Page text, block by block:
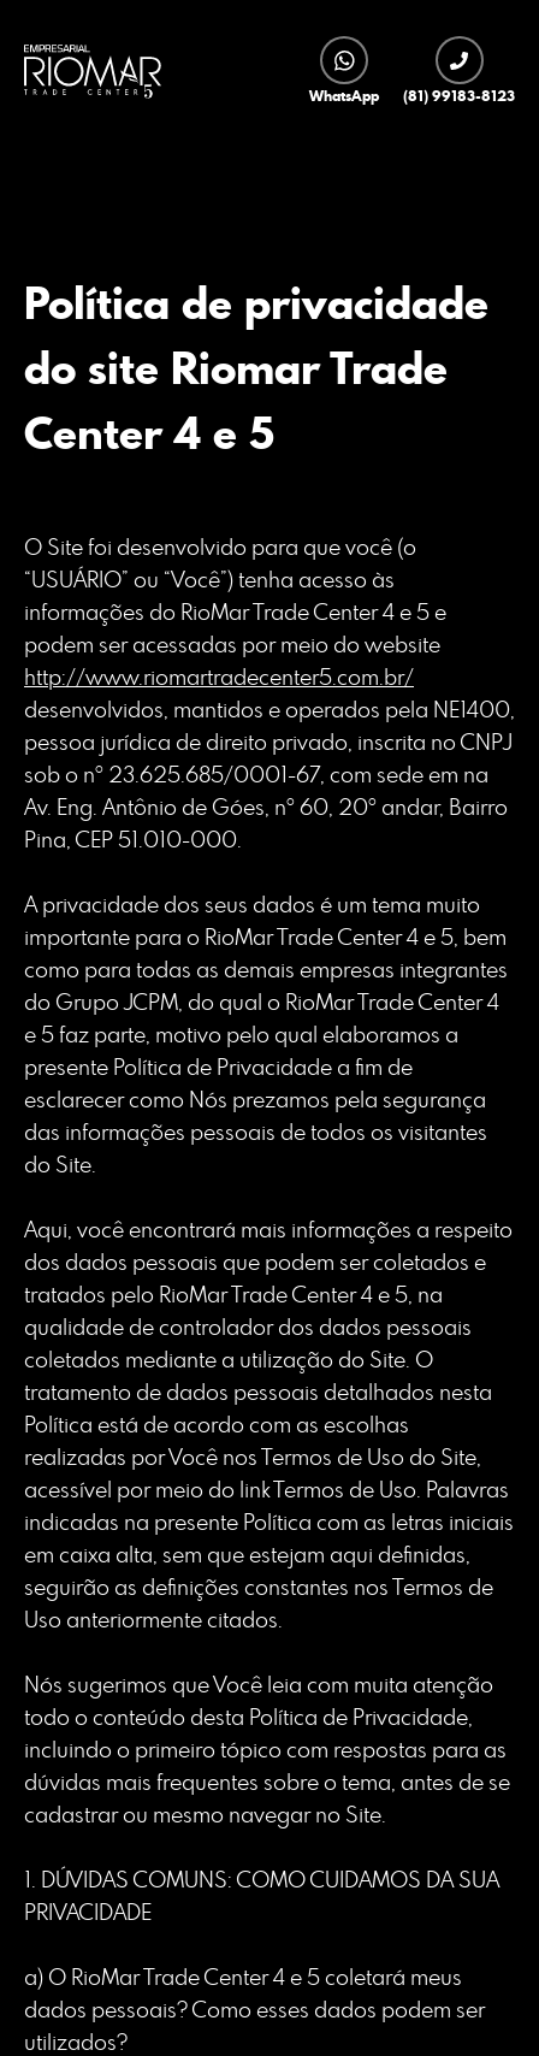
WhatsApp (81) 99183-8123
Política de privacidade
do site Riomar Trade
Center 4 e 5
O Site foi desenvolvido para que você (o
“USUÁRIO” ou “Você”) tenha acesso às
informações do RioMar Trade Center 4 e 5 e
podem ser acessadas por meio do website
http://www.riomartradecenter5.com.br/
desenvolvidos, mantidos e operados pela NE1400,
pessoa jurídica de direito privado, inscrita no CNPJ
sob o nº 23.625.685/0001-67, com sede em na
Av. Eng. Antônio de Góes, nº 60, 20º andar, Bairro
Pina, CEP 51.010-000.
A privacidade dos seus dados é um tema muito
importante para o RioMar Trade Center 4 e 5, bem
como para todas as demais empresas integrantes
do Grupo JCPM, do qual o RioMar Trade Center 4
e 5 faz parte, motivo pelo qual elaboramos a
presente Política de Privacidade a fim de
esclarecer como Nós prezamos pela segurança
das informações pessoais de todos os visitantes
do Site.
Aqui, você encontrará mais informações a respeito
dos dados pessoais que podem ser coletados e
tratados pelo RioMar Trade Center 4 e 5, na
qualidade de controlador dos dados pessoais
coletados mediante a utilização do Site. O
tratamento de dados pessoais detalhados nesta
Política está de acordo com as escolhas
realizadas por Você nos Termos de Uso do Site,
acessível por meio do link Termos de Uso. Palavras
indicadas na presente Política com as letras iniciais
em caixa alta, sem que estejam aqui definidas,
seguirão as definições constantes nos Termos de
Uso anteriormente citados.
Nós sugerimos que Você leia com muita atenção
todo o conteúdo desta Política de Privacidade,
incluindo o primeiro tópico com respostas para as
dúvidas mais frequentes sobre o tema, antes de se
cadastrar ou mesmo navegar no Site.
1. DÚVIDAS COMUNS: COMO CUIDAMOS DA SUA
PRIVACIDADE
a) O RioMar Trade Center 4 e 5 coletará meus
dados pessoais? Como esses dados podem ser
utilizados?